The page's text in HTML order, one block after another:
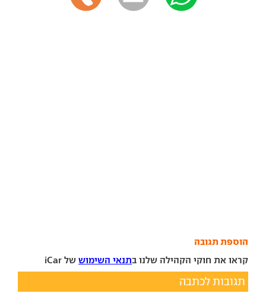
הוספת תגובה
קראו את חוקי הקהילה שלנו בתנאי השימוש של iCar
תגובות לכתבה